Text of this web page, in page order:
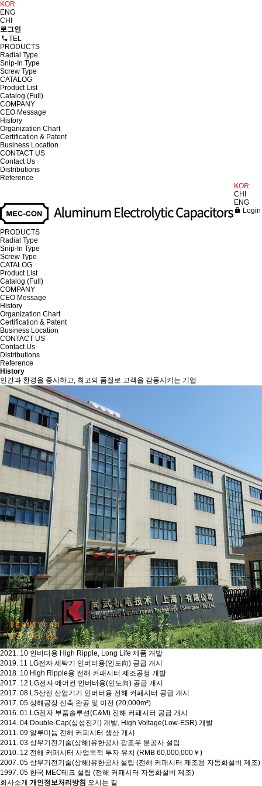
KOR
ENG
CHI
로그인
TEL
PRODUCTS
Radial Type
Snip-In Type
Screw Type
CATALOG
Product List
Catalog (Full)
COMPANY
CEO Message
History
Organization Chart
Certification & Patent
Business Location
CONTACT US
Contact Us
Distributions
Reference
KOR
CHI
ENG
Login
PRODUCTS
Radial Type
Snip-In Type
Screw Type
CATALOG
Product List
Catalog (Full)
COMPANY
CEO Message
History
Organization Chart
Certification & Patent
Business Location
CONTACT US
Contact Us
Distributions
Reference
History
인간과 환경을 중시하고, 최고의 품질로 고객을 감동시키는 기업
2021. 10 인버터용 High Ripple, Long Life 제품 개발
2019. 11 LG전자 세탁기 인버터용(인도向) 공급 개시
2018. 10 High Ripple용 전해 커패시터 제조공정 개발
2017. 12 LG전자 에어컨 인버터용(인도向) 공급 개시
2017. 08 LS산전 산업기기 인버터용 전해 커패시터 공급 개시
2017. 05 상해공장 신축 완공 및 이전 (20,000m²)
2016. 01 LG전자 부품솔루션(C&M) 전해 커패시터 공급 개시
2014. 04 Double-Cap(삼성전기) 개발, High Voltage(Low-ESR) 개발
2011. 09 알루미늄 전해 커피시터 생산 개시
2011. 03 상무기전기술(상해)유한공사 광조우 분공사 설립
2010. 12 전해 커패시터 사업목적 투자 유치 (RMB 60,000,000￥)
2007. 05 상무기전기술(상해)유한공사 설립 (전해 커패시터 제조용 자동화설비 제조)
1997. 05 한국 MEC테크 설립 (전해 커패시터 자동화설비 제조)
회사소개 개인정보처리방침 오시는 길